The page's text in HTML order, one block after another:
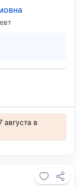
августа в